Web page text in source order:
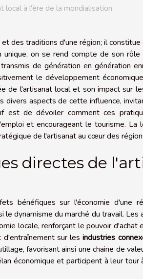
à l'ère de la mondialisation
des traditions d'une région; il
on se rend compte de son rôle
de génération en génération
le développement
de l'artisanat local et son impact sur
divers aspects de cette influence,
est de dévoiler comment ces
et encourageant le tourisme. La
de l'artisanat au cœur des
directes de
bénéfiques sur l'économie d'une
le dynamisme du marché du travail. Les
locale, renforçant le pouvoir d'achat
d'entraînement sur lesindustries
favorisant ainsi une chaine de
économique et participent à leur tour